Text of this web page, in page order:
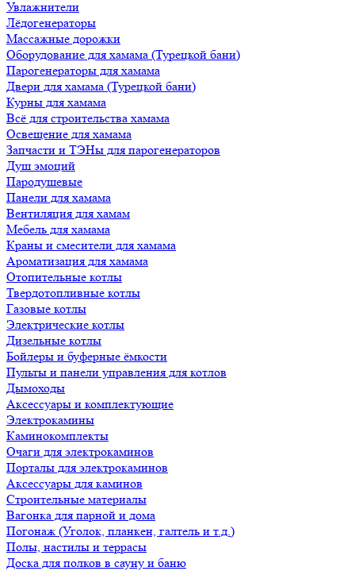
Увлажнители
Лёдогенераторы
Массажные дорожки
Оборудование для хамама (Турецкой бани)
Парогенераторы для хамама
Двери для хамама (Турецкой бани)
Курны для хамама
Всё для строительства хамама
Освещение для хамама
Запчасти и ТЭНы для парогенераторов
Душ эмоций
Пародушевые
Панели для хамама
Вентиляция для хамам
Мебель для хамама
Краны и смесители для хамама
Ароматизация для хамама
Отопительные котлы
Твердотопливные котлы
Газовые котлы
Электрические котлы
Дизельные котлы
Бойлеры и буферные ёмкости
Пульты и панели управления для котлов
Дымоходы
Аксессуары и комплектующие
Электрокамины
Каминокомплекты
Очаги для электрокаминов
Порталы для электрокаминов
Аксессуары для каминов
Строительные материалы
Вагонка для парной и дома
Погонаж (Уголок, планкен, галтель и т.д.)
Полы, настилы и террасы
Доска для полков в сауну и баню